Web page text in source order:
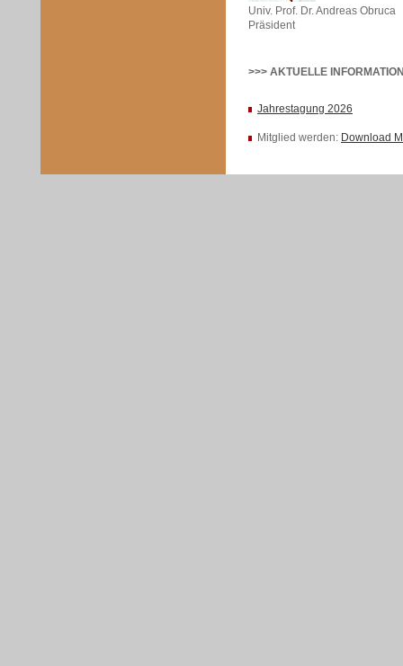
Univ. Prof. Dr. Andreas Obruca
Präsident
>>> AKTUELLE
Jahrestagung 2026
Mitglied werden: Download